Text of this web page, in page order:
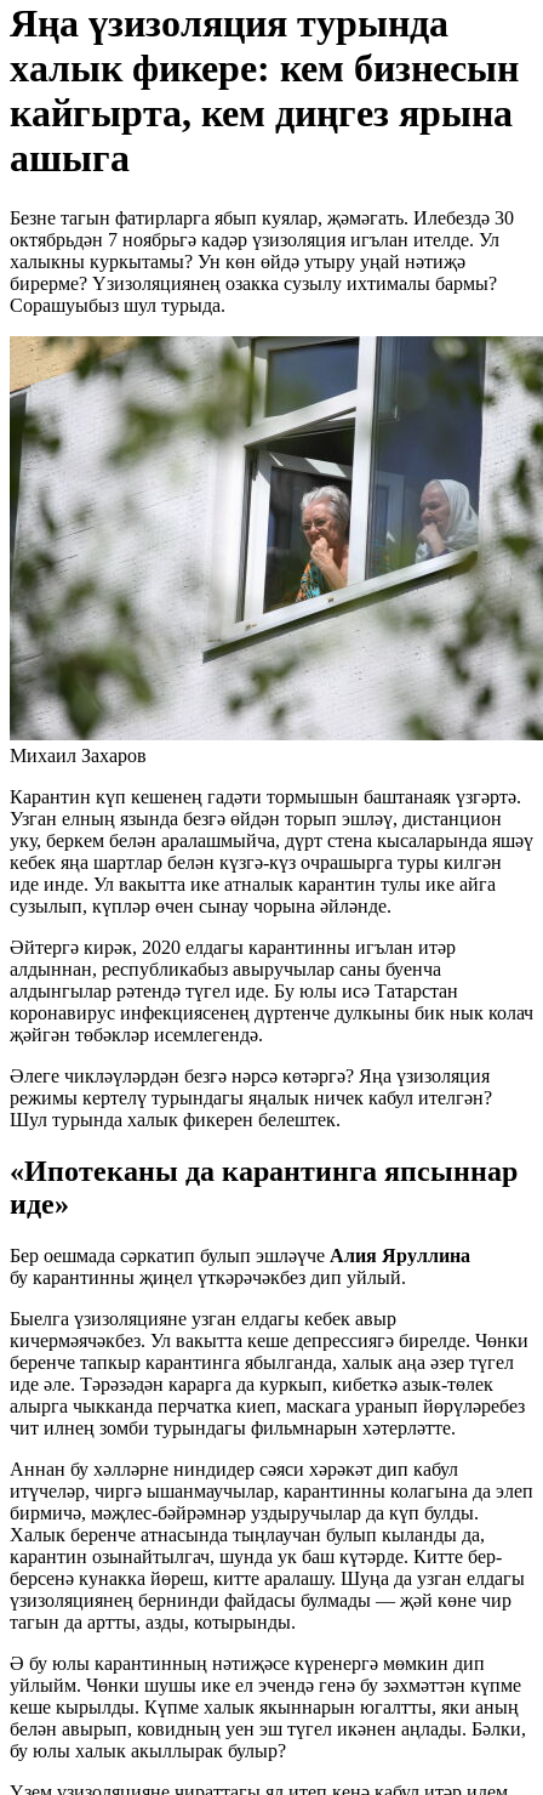
Яңа үзизоляция турында
халык фикере: кем бизнесын
кайгырта, кем диңгез ярына
ашыга
Безне тагын фатирларга ябып куялар, җәмәгать. Илебездә 30
октябрьдән 7 ноябрьгә кадәр үзизоляция игълан ителде. Ул
халыкны куркытамы? Ун көн өйдә утыру уңай нәтиҗә
бирерме? Үзизоляциянең озакка сузылу ихтималы бармы?
Сорашуыбыз шул турыда.
Михаил Захаров
Карантин күп кешенең гадәти тормышын баштанаяк үзгәртә.
Узган елның язында безгә өйдән торып эшләү, дистанцион
уку, беркем белән аралашмыйча, дүрт стена кысаларында яшәү
кебек яңа шартлар белән күзгә-күз очрашырга туры килгән
иде инде. Ул вакытта ике атналык карантин тулы ике айга
сузылып, күпләр өчен сынау чорына әйләнде.
Әйтергә кирәк, 2020 елдагы карантинны игълан итәр
алдыннан, республикабыз авыручылар саны буенча
алдынгылар рәтендә түгел иде. Бу юлы исә Татарстан
коронавирус инфекциясенең дүртенче дулкыны бик нык колач
җәйгән төбәкләр исемлегендә.
Әлеге чикләүләрдән безгә нәрсә көтәргә? Яңа үзизоляция
режимы кертелү турындагы яңалык ничек кабул ителгән?
Шул турында халык фикерен белештек.
«Ипотеканы да карантинга япсыннар
иде»
Бер оешмада сәркатип булып эшләүче Алия Яруллина
бу карантинны җиңел үткәрәчәкбез дип уйлый.
Быелга үзизоляцияне узган елдагы кебек авыр
кичермәячәкбез. Ул вакытта кеше депрессиягә бирелде. Чөнки
беренче тапкыр карантинга ябылганда, халык аңа әзер түгел
иде әле. Тәрәзәдән карарга да куркып, кибеткә азык-төлек
алырга чыкканда перчатка киеп, маскага уранып йөрүләребез
чит илнең зомби турындагы фильмнарын хәтерләтте.
Аннан бу хәлләрне ниндидер сәяси хәрәкәт дип кабул
итүчеләр, чиргә ышанмаучылар, карантинны колагына да элеп
бирмичә, мәҗлес-бәйрәмнәр уздыручылар да күп булды.
Халык беренче атнасында тыңлаучан булып кыланды да,
карантин озынайтылгач, шунда ук баш күтәрде. Китте бер-
берсенә кунакка йөреш, китте аралашу. Шуңа да узган елдагы
үзизоляциянең бернинди файдасы булмады — җәй көне чир
тагын да артты, азды, котырынды.
Ә бу юлы карантинның нәтиҗәсе күренергә мөмкин дип
уйлыйм. Чөнки шушы ике ел эчендә генә бу зәхмәттән күпме
кеше кырылды. Күпме халык якыннарын югалтты, яки аның
белән авырып, ковидның уен эш түгел икәнен аңлады. Бәлки,
бу юлы халык акыллырак булыр?